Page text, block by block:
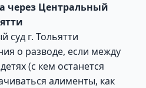
через Центральный
суд г. Тольятти
о разводе, если между
(с кем останется
алименты, как